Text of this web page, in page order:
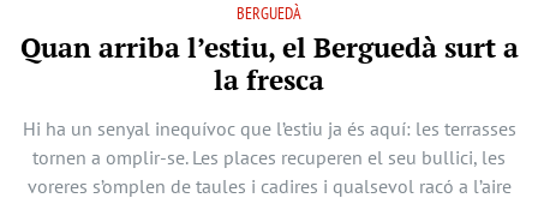
BERGUEDÀ
Quan arriba l’estiu, el Berguedà surt a
la fresca
Hi ha un senyal inequívoc que l’estiu ja és aquí: les terrasses
tornen a omplir-se. Les places recuperen el seu bullici, les
voreres s’omplen de taules i cadires i qualsevol racó a l’aire